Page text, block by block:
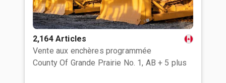
2,164 Articles
Vente aux enchères programmée
County Of Grande Prairie No. 1, AB + 5 plus